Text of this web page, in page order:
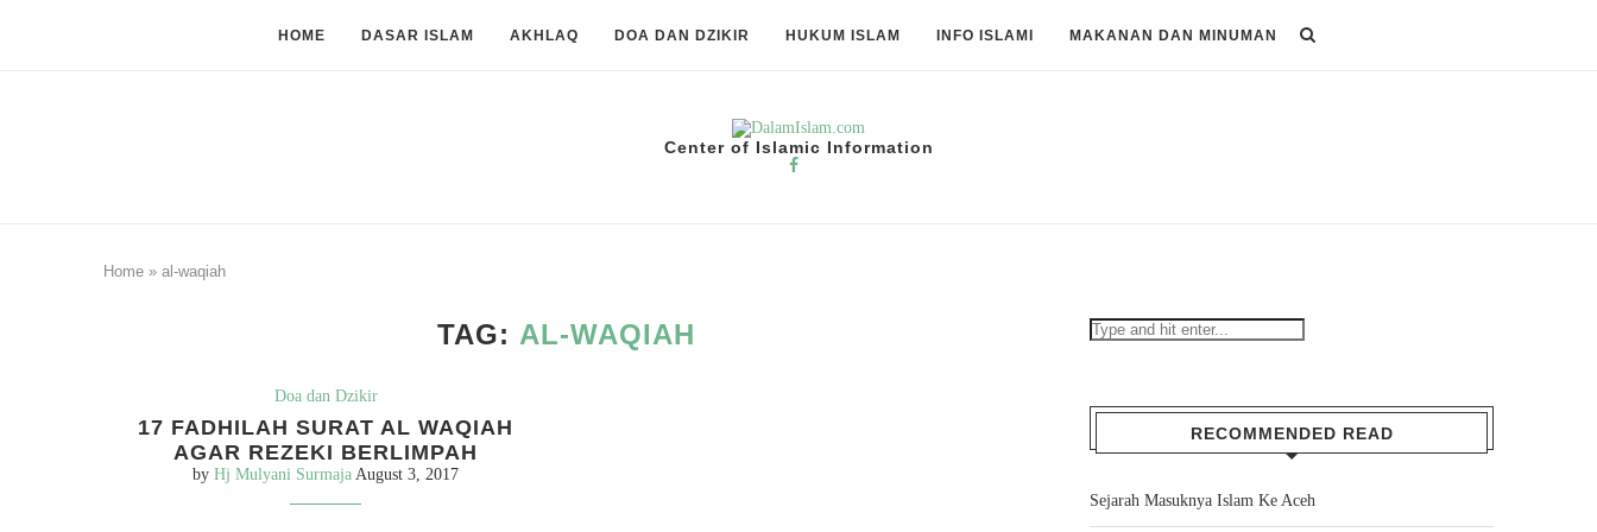
HOME DASAR ISLAM AKHLAQ DOA DAN DZIKIR HUKUM ISLAM INFO ISLAMI MAKANAN DAN MINUMAN
Center of Islamic Information
Home » al-waqiah
TAG: AL-WAQIAH
Doa dan Dzikir
17 FADHILAH SURAT AL WAQIAH
AGAR REZEKI BERLIMPAH
byHj Mulyani Surmaja August 3, 2017
RECOMMENDED READ
Sejarah Masuknya Islam Ke Aceh